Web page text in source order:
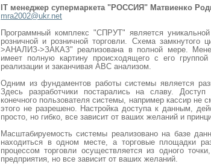
IT менеджер супермаркета "РОССИЯ" Матвиенко
mra2002@ukr.net
Программный комплекс "СПРУТ" является уникальной
розничной и розничной торговли. Схема
>АНАЛИЗ->ЗАКАЗ" реализована в полной мере.
имеет полную картину происходящего с его группой
реализации и заканчивая АВС анализом.
Одним из фундаментов работы системы является
Здесь разработчики постарались на славу. Доступ
конечного пользователя системы, например кассир не
этого не разрешено. Настройка доступа к данным,
просто, но гибко, все зависит от ваших желаний и
Масштабируемость системы реализовано на базе
находиться в одном месте, а торговые площадки
процессом торговли осуществляется из одного
предприятия, но все зависит от ваших желаний.